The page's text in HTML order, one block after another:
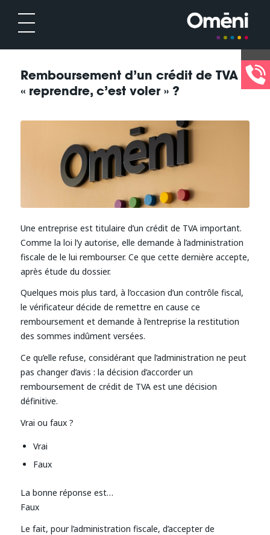
Remboursement d’un crédit de TVA :
« reprendre, c’est voler » ?
Une entreprise est titulaire d’un crédit de TVA important.
Comme la loi l’y autorise, elle demande à l’administration
fiscale de le lui rembourser. Ce que cette dernière accepte,
après étude du dossier.
Quelques mois plus tard, à l’occasion d’un contrôle fiscal,
le vérificateur décide de remettre en cause ce
remboursement et demande à l’entreprise la restitution
des sommes indûment versées.
Ce qu’elle refuse, considérant que l’administration ne peut
pas changer d’avis : la décision d’accorder un
remboursement de crédit de TVA est une décision
définitive.
Vrai ou faux ?
Vrai
Faux
La bonne réponse est…
Faux
Le fait, pour l’administration fiscale, d’accepter de